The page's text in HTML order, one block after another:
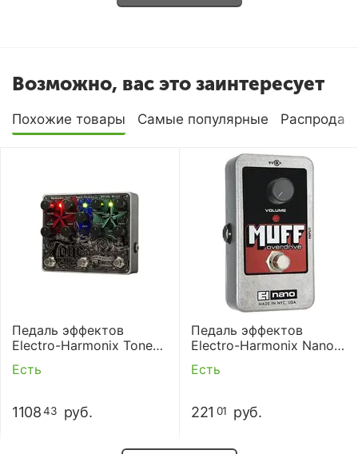
Возможно, вас это заинтересует
Похожие товары Самые популярные
Педаль эффектов
Electro-Harmonix Tone
Tattoo
Есть
1108 43 руб.
Педаль эффектов
Electro-Harmonix Nano
Muff Overdrive
Есть
221 01 руб.